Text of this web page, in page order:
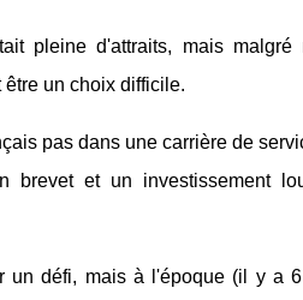
pleine d'attraits, mais
un choix difficile.
pas dans une carrière de
brevet et un investissement
un défi, mais à l'époque (il y a